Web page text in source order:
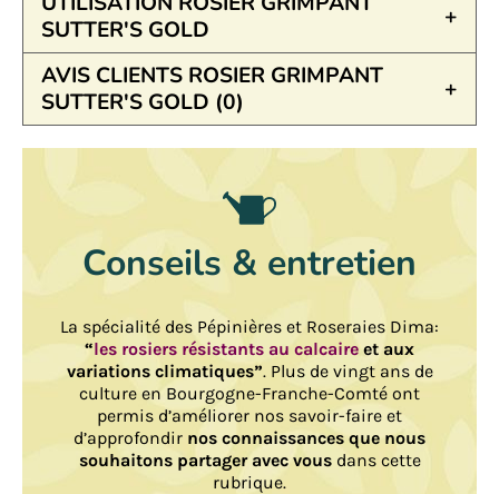
SUTTER'S GOLD
AVIS CLIENTS ROSIER GRIMPANT
SUTTER'S GOLD (0)
Conseils & entretien
La spécialité des Pépinières et Roseraies Dima:
“les rosiers résistants au calcaire et aux
variations climatiques”. Plus de vingt ans de
culture en Bourgogne-Franche-Comté ont
permis d’améliorer nos savoir-faire et
d’approfondir nos connaissances que nous
souhaitons partager avec vousdans cette
rubrique.